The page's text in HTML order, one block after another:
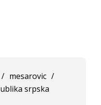
/ mesarovic /
srpska